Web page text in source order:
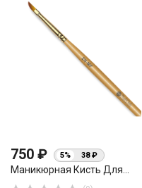
750 ₽ 5% 38 ₽
Маникюрная Кисть Для...